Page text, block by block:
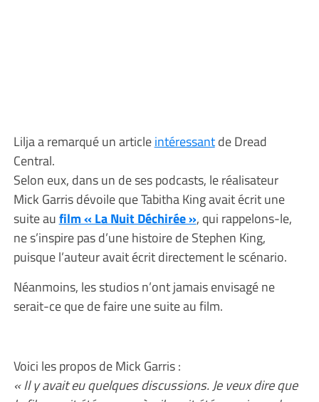
Lilja a remarqué un articleintéressantde Dread
Central.
Selon eux, dans un de ses podcasts, le réalisateur
Mick Garris dévoile que Tabitha King avait écrit une
suite aufilm « La Nuit Déchirée », qui rappelons-le,
ne s’inspire pas d’une histoire de Stephen King,
puisque l’auteur avait écrit directement le scénario.
Néanmoins, les studios n’ont jamais envisagé ne
serait-ce que de faire une suite au film.
Voici les propos de Mick Garris :
« Il y avait eu quelques discussions. Je veux dire que